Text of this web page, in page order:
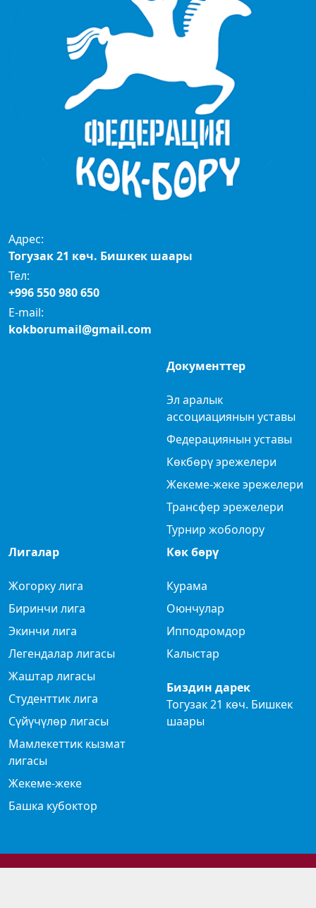
Адрес:
Тогузак 21 көч. Бишкек шаары
Тел:
+996 550 980 650
E-mail:
kokborumail@gmail.com
Документтер
Эл аралык
ассоциациянын уставы
Федерациянын уставы
Көкбөрү эрежелери
Жекеме-жеке эрежелери
Трансфер эрежелери
Турнир жоболору
Лигалар
Жогорку лига
Биринчи лига
Экинчи лига
Легендалар лигасы
Жаштар лигасы
Студенттик лига
Сүйүчүлөр лигасы
Мамлекеттик кызмат
лигасы
Жекеме-жеке
Башка кубоктор
Көк бөрү
Курама
Оюнчулар
Ипподромдор
Калыстар
Биздин дарек
Тогузак 21 көч. Бишкек
шаары